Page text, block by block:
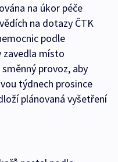
na úkor péče
na dotazy ČTK
podle
zavedla místo
provoz, aby
týdnech prosince
plánovaná vyšetření